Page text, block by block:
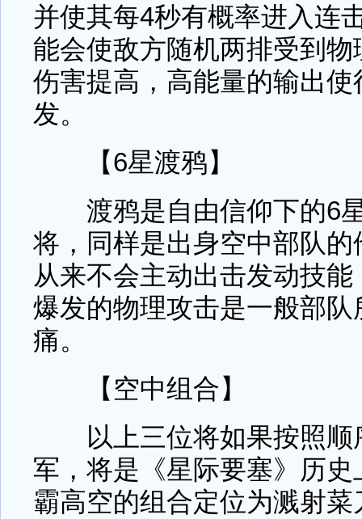
并使其每4秒有概率进入连
能会使敌方随机两排受到
伤害提高，高能量的输出
发。
【6星渡鸦】
渡鸦是自由信仰下的6星
将，同样是出身空中部队
从来不会主动出击发动技
爆发的物理攻击是一般部
痛。
【空中组合】
以上三位将如果按照顺
军，将是《星际要塞》历
霸高空的组合定位为溅射